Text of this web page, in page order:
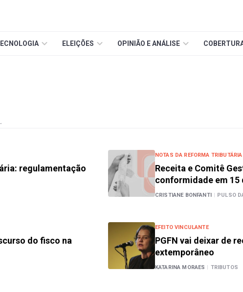
ELEIÇÕES OPINIÃO E ANÁLISE
regulamentação
NOTAS DA REFORMA TRIBUTÁRIA
Receita e Comitê
conformidade em 15
CRISTIANE BONFANTI | PULSO
do fisco na
EFEITO VINCULANTE
PGFN vai deixar de
extemporâneo
KATARINA MORAES | TRIBUTOS